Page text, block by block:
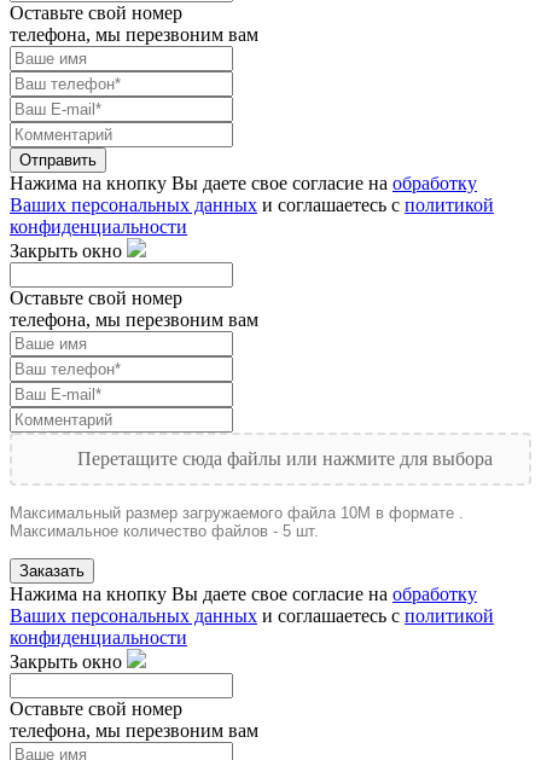
Оставьте свой номер
телефона, мы перезвоним вам
Отправить
Нажима на кнопку Вы даете свое согласие на обработку
Ваших персональных данных и соглашаетесь с политикой
конфиденциальности
Закрыть окно
Оставьте свой номер
телефона, мы перезвоним вам
Перетащите сюда файлы или нажмите для выбора
Максимальный размер загружаемого файла 10M в формате .
Максимальное количество файлов - 5 шт.
Заказать
Нажима на кнопку Вы даете свое согласие на обработку
Ваших персональных данных и соглашаетесь с политикой
конфиденциальности
Закрыть окно
Оставьте свой номер
телефона, мы перезвоним вам